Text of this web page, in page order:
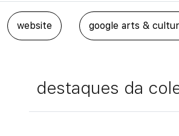
website google arts &
destaques da